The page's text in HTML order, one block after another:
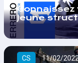
Connaissez
Jeune
CS 11/02/